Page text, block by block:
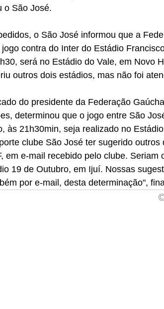
o São José.
o São José informou que a
contra do Inter do Estádio
será no Estádio do Vale, em Novo
outros dois estádios, mas não foi
do presidente da Federação
determinou que o jogo entre São
às 21h30min, seja realizado no
clube São José ter sugerido outros
em e-mail recebido pelo clube. Seriam
19 de Outubro, em Ijuí. Nossas
por e-mail, desta determinação",